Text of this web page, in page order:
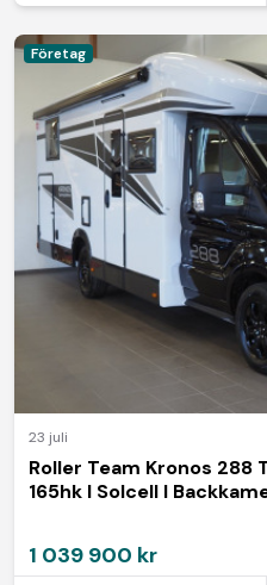
Företag
23 juli
Roller Team Kronos 288
165hk I Solcell I
1 039 900 kr